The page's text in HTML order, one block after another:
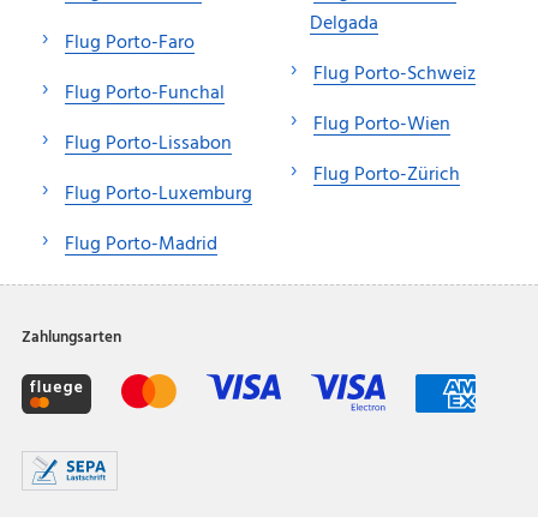
Flug Porto-Faro
Flug Porto-Funchal
Flug Porto-Lissabon
Flug Porto-Luxemburg
Flug Porto-Madrid
Delgada
Flug Porto-Schweiz
Flug Porto-Wien
Flug Porto-Zürich